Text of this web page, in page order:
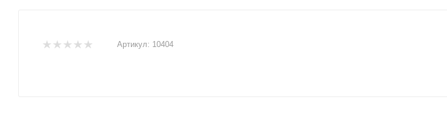
Артикул: 10404